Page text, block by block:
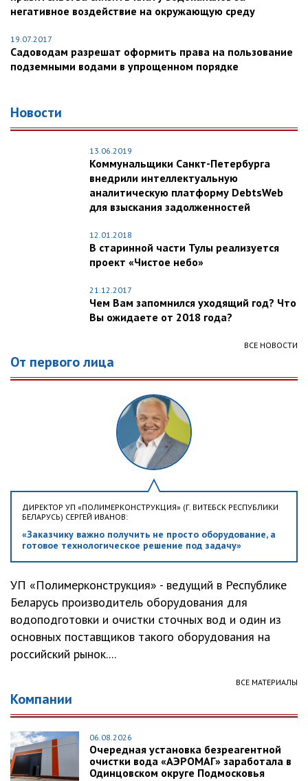
негативное воздействие на окружающую среду
19.07.2017
Садоводам разрешат оформить права на пользование
подземными водами в упрощенном порядке
Новости
13.06.2019
Коммунальщики Санкт-Петербурга
внедрили интеллектуальную
аналитическую платформу DebtsWeb
для взыскания задолженностей
12.01.2018
В старинной части Тулы реализуется
проект «Чистое небо»
21.12.2017
Чем Вам запомнился уходящий год? Что
Вы ожидаете от 2018 года?
ВСЕ НОВОСТИ
От первого лица
ДИРЕКТОР УП «ПОЛИМЕРКОНСТРУКЦИЯ» (Г. ВИТЕБСК РЕСПУБЛИКИ
БЕЛАРУСЬ) СЕРГЕЙ ИВАНОВ:
«Заказчику важно получить не просто оборудование, а
готовое технологическое решение под задачу»
УП «Полимерконструкция» - ведущий в Республике
Беларусь производитель оборудования для
водоподготовки и очистки сточных вод и один из
основных поставщиков такого оборудования на
российский рынок....
ВСЕ МАТЕРИАЛЫ
Компании
06.08.2026
Очередная установка безреагентной
очистки вода «АЭРОМАГ» заработала в
Одинцовском округе Подмосковья